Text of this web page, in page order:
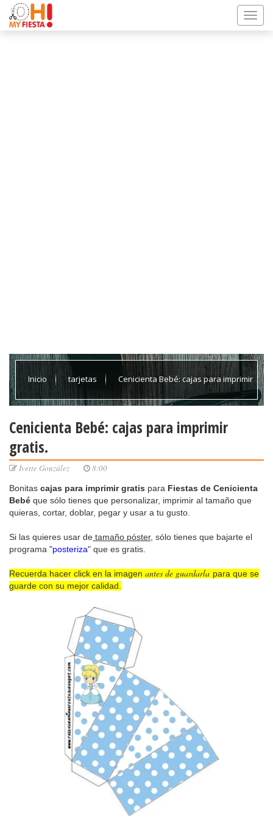
Inicio tarjetas Cenicienta Bebé: cajas para imprimir
Cenicienta Bebé: cajas para imprimir
gratis.
Ivette González 8:00
Bonitas cajas para imprimirgratis para Fiestas de Cenicienta
Bebé que sólo tienes que personalizar, imprimir al tamaño que
quieras, cortar, doblar, pegar y usar a tu gusto.
Si las quieres usar de tamaño póster, sólo tienes que bajarte el
programa "posteriza" que es gratis.
Recuerda hacer click en la imagen antes de guardarla para que se
guarde con su mejor calidad.